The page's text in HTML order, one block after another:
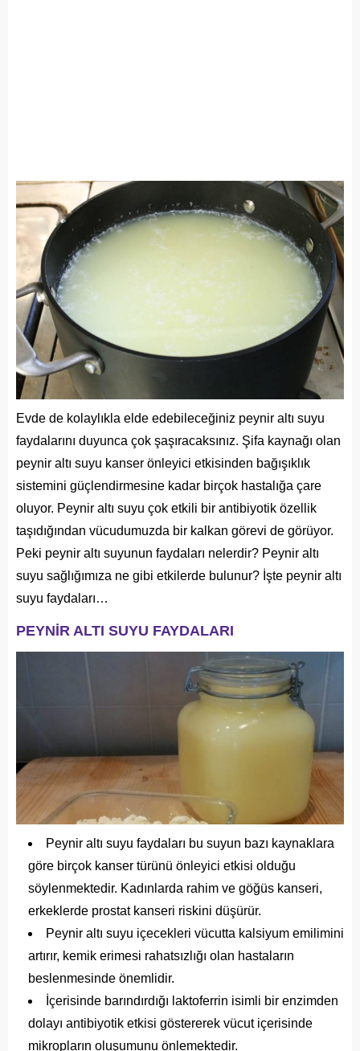
Evde de kolaylıkla elde edebileceğiniz peynir altı suyu
faydalarını duyunca çok şaşıracaksınız. Şifa kaynağı olan
peynir altı suyu kanser önleyici etkisinden bağışıklık
sistemini güçlendirmesine kadar birçok hastalığa çare
oluyor. Peynir altı suyu çok etkili bir antibiyotik özellik
taşıdığından vücudumuzda bir kalkan görevi de görüyor.
Peki peynir altı suyunun faydaları nelerdir? Peynir altı
suyu sağlığımıza ne gibi etkilerde bulunur? İşte peynir altı
suyu faydaları…
PEYNİR ALTI SUYU FAYDALARI
Peynir altı suyu faydaları bu suyun bazı kaynaklara
göre birçok kanser türünü önleyici etkisi olduğu
söylenmektedir. Kadınlarda rahim ve göğüs kanseri,
erkeklerde prostat kanseri riskini düşürür.
Peynir altı suyu içecekleri vücutta kalsiyum emilimini
artırır, kemik erimesi rahatsızlığı olan hastaların
beslenmesinde önemlidir.
İçerisinde barındırdığı laktoferrin isimli bir enzimden
dolayı antibiyotik etkisi göstererek vücut içerisinde
mikropların oluşumunu önlemektedir.